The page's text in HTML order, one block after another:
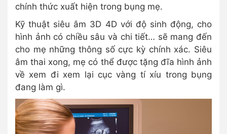
chính thức xuất hiện trong bụng mẹ.
Kỹ thuật siêu âm 3D 4D với độ sinh động, cho
hình ảnh có chiều sâu và chi tiết… sẽ mang đến
cho mẹ những thông số cực kỳ chính xác. Siêu
âm thai xong, mẹ có thể được tặng đĩa hình ảnh
về xem đi xem lại cục vàng tí xíu trong bụng
đang làm gì.